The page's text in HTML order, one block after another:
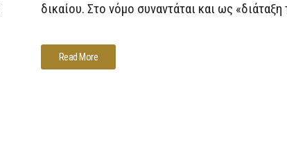
δικαίου. Στο νόμο συναντάται και ως
Read More